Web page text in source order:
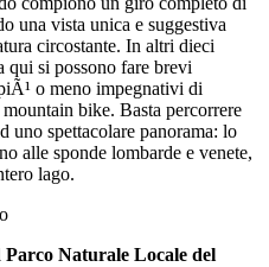
una vista unica e suggestiva
circostante. In altri dieci
qui si possono fare brevi
o meno impegnativi di
bike. Basta percorrere
uno spettacolare panorama: lo
alle sponde lombarde e venete,
lago.
Parco Naturale Locale del